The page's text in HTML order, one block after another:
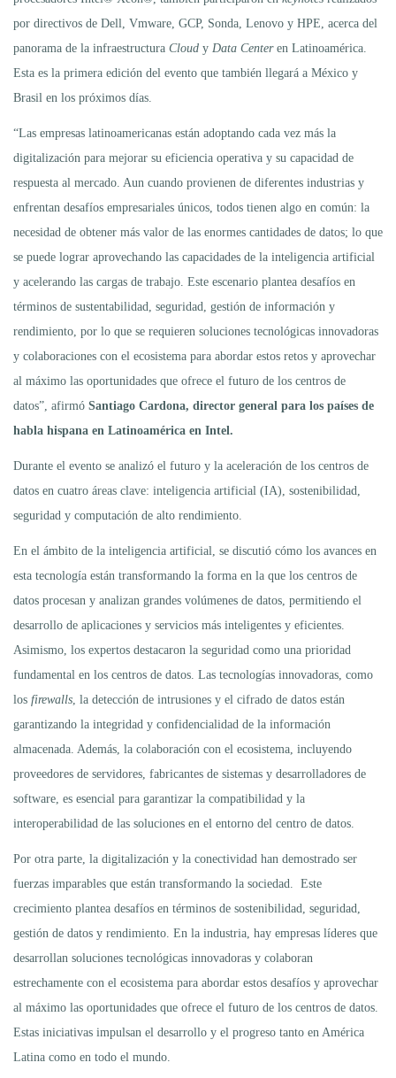
por directivos de Dell, Vmware, GCP, Sonda, Lenovo y HPE, acerca del
panorama de la infraestructura Cloud y Data Centeren Latinoamérica.
Esta es la primera edición del evento que también llegará a México y
Brasil en los próximos días.
“Las empresas latinoamericanas están adoptando cada vez más la
digitalización para mejorar su eficiencia operativa y su capacidad de
respuesta al mercado. Aun cuando provienen de diferentes industrias y
enfrentan desafíos empresariales únicos, todos tienen algo en común: la
necesidad de obtener más valor de las enormes cantidades de datos; lo que
se puede lograr aprovechando las capacidades de la inteligencia artificial
y acelerando las cargas de trabajo. Este escenario plantea desafíos en
términos de sustentabilidad, seguridad, gestión de información y
rendimiento, por lo que se requieren soluciones tecnológicas innovadoras
y colaboraciones con el ecosistema para abordar estos retos y aprovechar
al máximo las oportunidades que ofrece el futuro de los centros de
datos”, afirmó Santiago Cardona, director general para los países de
habla hispana en Latinoamérica en Intel.
Durante el evento se analizó el futuro y la aceleración de los centros de
datos en cuatro áreas clave: inteligencia artificial (IA), sostenibilidad,
seguridad y computación de alto rendimiento.
En el ámbito de la inteligencia artificial, se discutió cómo los avances en
esta tecnología están transformando la forma en la que los centros de
datos procesan y analizan grandes volúmenes de datos, permitiendo el
desarrollo de aplicaciones y servicios más inteligentes y eficientes.
Asimismo, los expertos destacaron la seguridad como una prioridad
fundamental en los centros de datos. Las tecnologías innovadoras, como
los firewalls , la detección de intrusiones y el cifrado de datos están
garantizando la integridad y confidencialidad de la información
almacenada. Además, la colaboración con el ecosistema, incluyendo
proveedores de servidores, fabricantes de sistemas y desarrolladores de
software, es esencial para garantizar la compatibilidad y la
interoperabilidad de las soluciones en el entorno del centro de datos.
Por otra parte, la digitalización y la conectividad han demostrado ser
fuerzas imparables que están transformando la sociedad. Este
crecimiento plantea desafíos en términos de sostenibilidad, seguridad,
gestión de datos y rendimiento. En la industria, hay empresas líderes que
desarrollan soluciones tecnológicas innovadoras y colaboran
estrechamente con el ecosistema para abordar estos desafíos y aprovechar
al máximo las oportunidades que ofrece el futuro de los centros de datos.
Estas iniciativas impulsan el desarrollo y el progreso tanto en América
Latina como en todo el mundo.